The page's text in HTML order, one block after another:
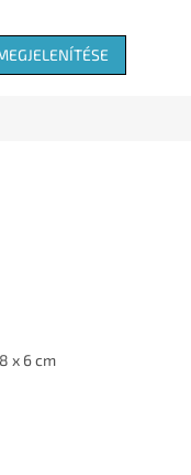
x 6 cm